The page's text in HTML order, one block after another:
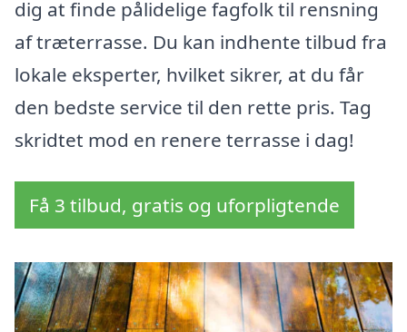
dig at finde pålidelige fagfolk til rensning
af træterrasse. Du kan indhente tilbud fra
lokale eksperter, hvilket sikrer, at du får
den bedste service til den rette pris. Tag
skridtet mod en renere terrasse i dag!
Få 3 tilbud, gratis og uforpligtende